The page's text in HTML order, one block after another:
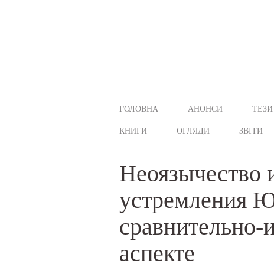
ГОЛОВНА АНОНСИ ТЕЗИ
КНИГИ ОГЛЯДИ ЗВІТИ
Неоязычество
устремления
сравнительно-
аспекте